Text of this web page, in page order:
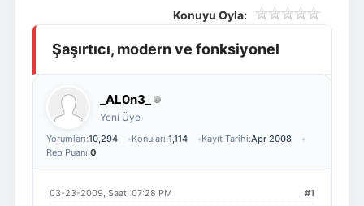
Giriş Yap Üye Ol
Konuyu Oyla:
Şaşırtıcı, modern ve fonksiyonel
_AL0n3_
Yeni Üye
Yorumları:10,294 Konuları:1,114 Kayıt Tarihi:Apr 2008
Rep Puanı:0
#1
03-23-2009, Saat: 07:28 PM